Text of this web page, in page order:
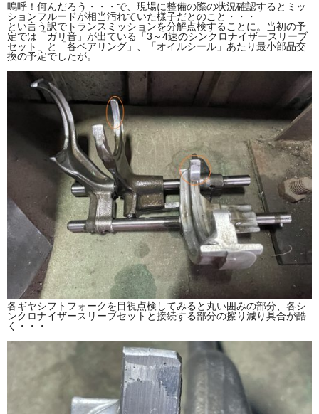
嗚呼！何んだろう・・・で、現場に整備の際の状況確認するとミッ
ションフルードが相当汚れていた様子だとのこと・・・
とい言う訳でトランスミッションを分解点検することに。当初の予
定では「ガリ音」が出ている「3～4速のシンクロナイザースリーブ
セット」と「各ベアリング」、「オイルシール」あたり最小部品交
換の予定でしたが。
各ギヤシフトフォークを目視点検してみると丸い囲みの部分、各シ
ンクロナイザースリーブセットと接続する部分の擦り減り具合が酷
く・・・